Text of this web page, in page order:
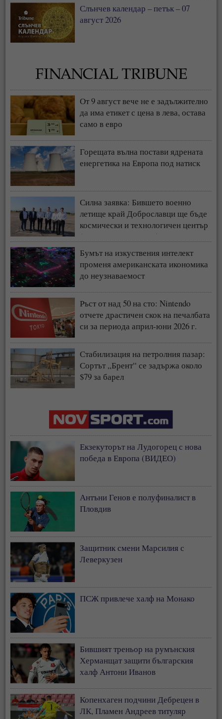
Слънчев календар – петък – 07
август 2026
От 9 август вече не е задължително
да има етикет с цена в лева, остава
само в евро
Горещата вълна постави ядрената
енергетика на Европа под натиск
Силна заявка: Бившето военно
летище край Доброславци ще бъде
космически и технологичен център
(СНИМКИ + ВИДЕО)
Бумът на изкуствения интелект
променя американската икономика
до неузнаваемост
Ръст от над 50 на сто: Nintendo
отчете драстичен скок на печалбата
си за периода април-юни 2026 г.
Стабилизация на петролния пазар:
Сортът „Брент“ се задържа около
$79 за барел
Екзекуторът на Лудогорец с нова
победа в Европа (ВИДЕО)
Антъни Генов е полуфиналист в
Пловдив
Защитник смени Марсилия с
Леверкузен
ПСЖ привлече халф на Монако
Бившият треньор на румънския
Херманщат защити българския
халф Антони Иванов
Копенхаген подчини Дебрецен в
ЛК, Пламен Андреев титуляр